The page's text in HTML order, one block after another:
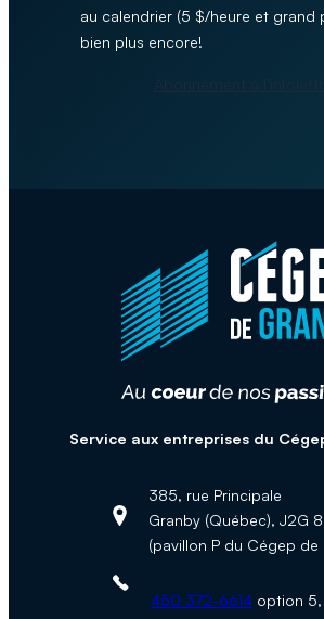
au calendrier (5 $/heure et grand
bien plus encore!
Abonnement à l’infolettre
Service aux entreprises du
Adresse :
385, rue Principale
Granby (Québec), J2G
(pavillon P du Cégep de
Téléphone :
450 372-6614 option